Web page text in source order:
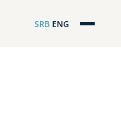
SRB ENG